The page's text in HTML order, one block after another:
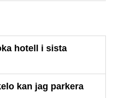
hotell i sista
kan jag parkera